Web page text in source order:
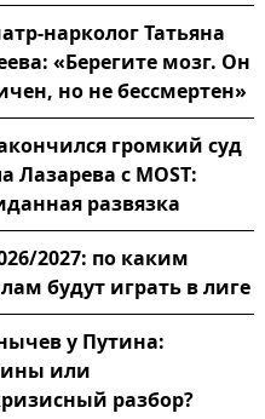
нарколог Татьяна
«Берегите мозг. Он
но не бессмертен»
громкий суд
Лазарева с MOST:
развязка
2027: по каким
будут играть в лиге
у Путина:
или
разбор?